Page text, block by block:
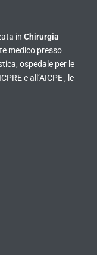
in Chirurgia
medico presso
ospedale per le
e all’AICPE , le